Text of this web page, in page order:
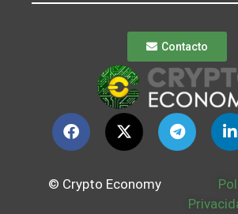
Contacto
© Crypto Economy